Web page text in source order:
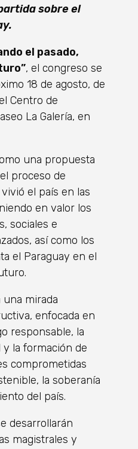
sobre el
el pasado,
, el congreso se
18 de agosto, de
Centro de
La Galería, en
una propuesta
proceso de
el país en las
en valor los
sociales e
así como los
el Paraguay en el
una mirada
enfocada en
responsable, la
la formación de
comprometidas
la soberanía
del país.
desarrollarán
magistrales y